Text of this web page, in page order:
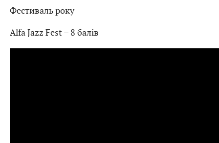
Фестиваль року
Alfa Jazz Fest – 8 балів